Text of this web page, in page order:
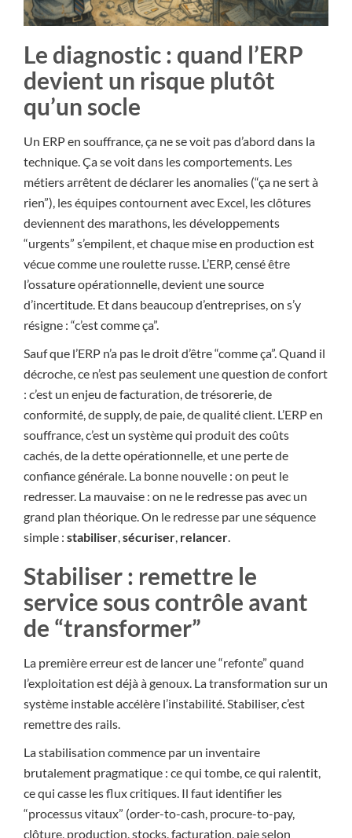
Le diagnostic : quand l’ERP
devient un risque plutôt
qu’un socle
Un ERP en souffrance, ça ne se voit pas d’abord dans la
technique. Ça se voit dans les comportements. Les
métiers arrêtent de déclarer les anomalies (“ça ne sert à
rien”), les équipes contournent avec Excel, les clôtures
deviennent des marathons, les développements
“urgents” s’empilent, et chaque mise en production est
vécue comme une roulette russe. L’ERP, censé être
l’ossature opérationnelle, devient une source
d’incertitude. Et dans beaucoup d’entreprises, on s’y
résigne : “c’est comme ça”.
Sauf que l’ERP n’a pas le droit d’être “comme ça”. Quand il
décroche, ce n’est pas seulement une question de confort
: c’est un enjeu de facturation, de trésorerie, de
conformité, de supply, de paie, de qualité client. L’ERP en
souffrance, c’est un système qui produit des coûts
cachés, de la dette opérationnelle, et une perte de
confiance générale. La bonne nouvelle : on peut le
redresser. La mauvaise : on ne le redresse pas avec un
grand plan théorique. On le redresse par une séquence
simple : stabiliser sécuriser relancer
Stabiliser : remettre le
service sous contrôle avant
de “transformer”
La première erreur est de lancer une “refonte” quand
l’exploitation est déjà à genoux. La transformation sur un
système instable accélère l’instabilité. Stabiliser, c’est
remettre des rails.
La stabilisation commence par un inventaire
brutalement pragmatique : ce qui tombe, ce qui ralentit,
ce qui casse les flux critiques. Il faut identifier les
“processus vitaux” (order-to-cash, procure-to-pay,
clôture, production, stocks, facturation, paie selon